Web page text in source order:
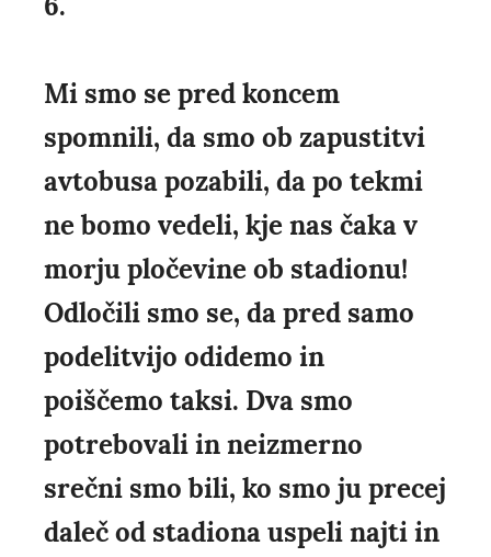
Mi smo se pred koncem
spomnili, da smo ob zapustitvi
avtobusa pozabili, da po tekmi
ne bomo vedeli, kje nas čaka v
morju pločevine ob stadionu!
Odločili smo se, da pred samo
podelitvijo odidemo in
poiščemo taksi. Dva smo
potrebovali in neizmerno
srečni smo bili, ko smo ju precej
daleč od stadiona uspeli najti in